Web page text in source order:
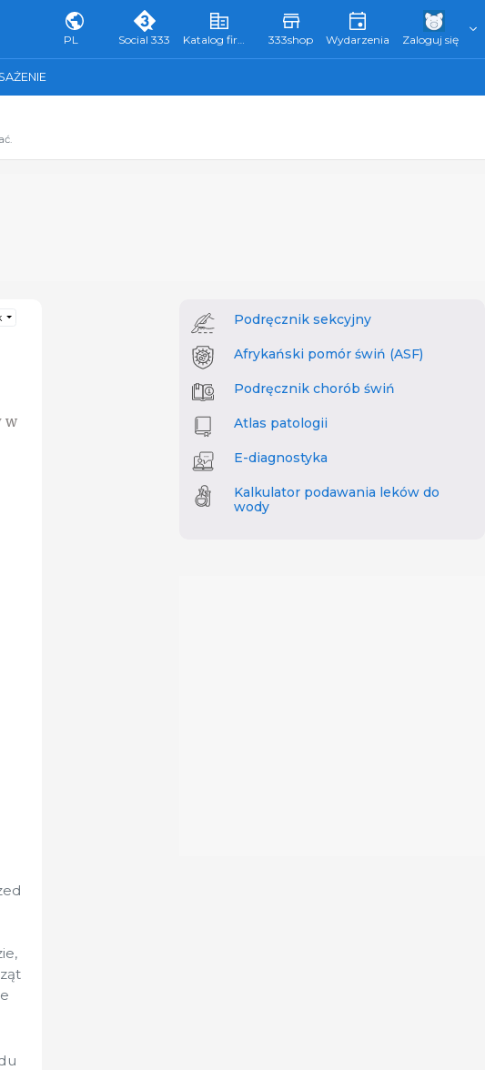
PL Social 333 Katalog firm 333 333shop Wydarzenia Zaloguj się
w
Podręcznik sekcyjny
Afrykański pomór świń (ASF)
Podręcznik chorób świń
Atlas patologii
E-diagnostyka
Kalkulator podawania leków do
wody